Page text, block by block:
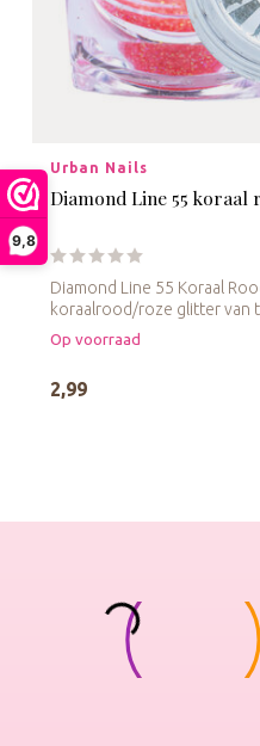
9,8
Urban Nails
Diamond Line 55
Diamond Line 55 Koraal
koraalrood/roze glitter van
Op voorraad
2,99